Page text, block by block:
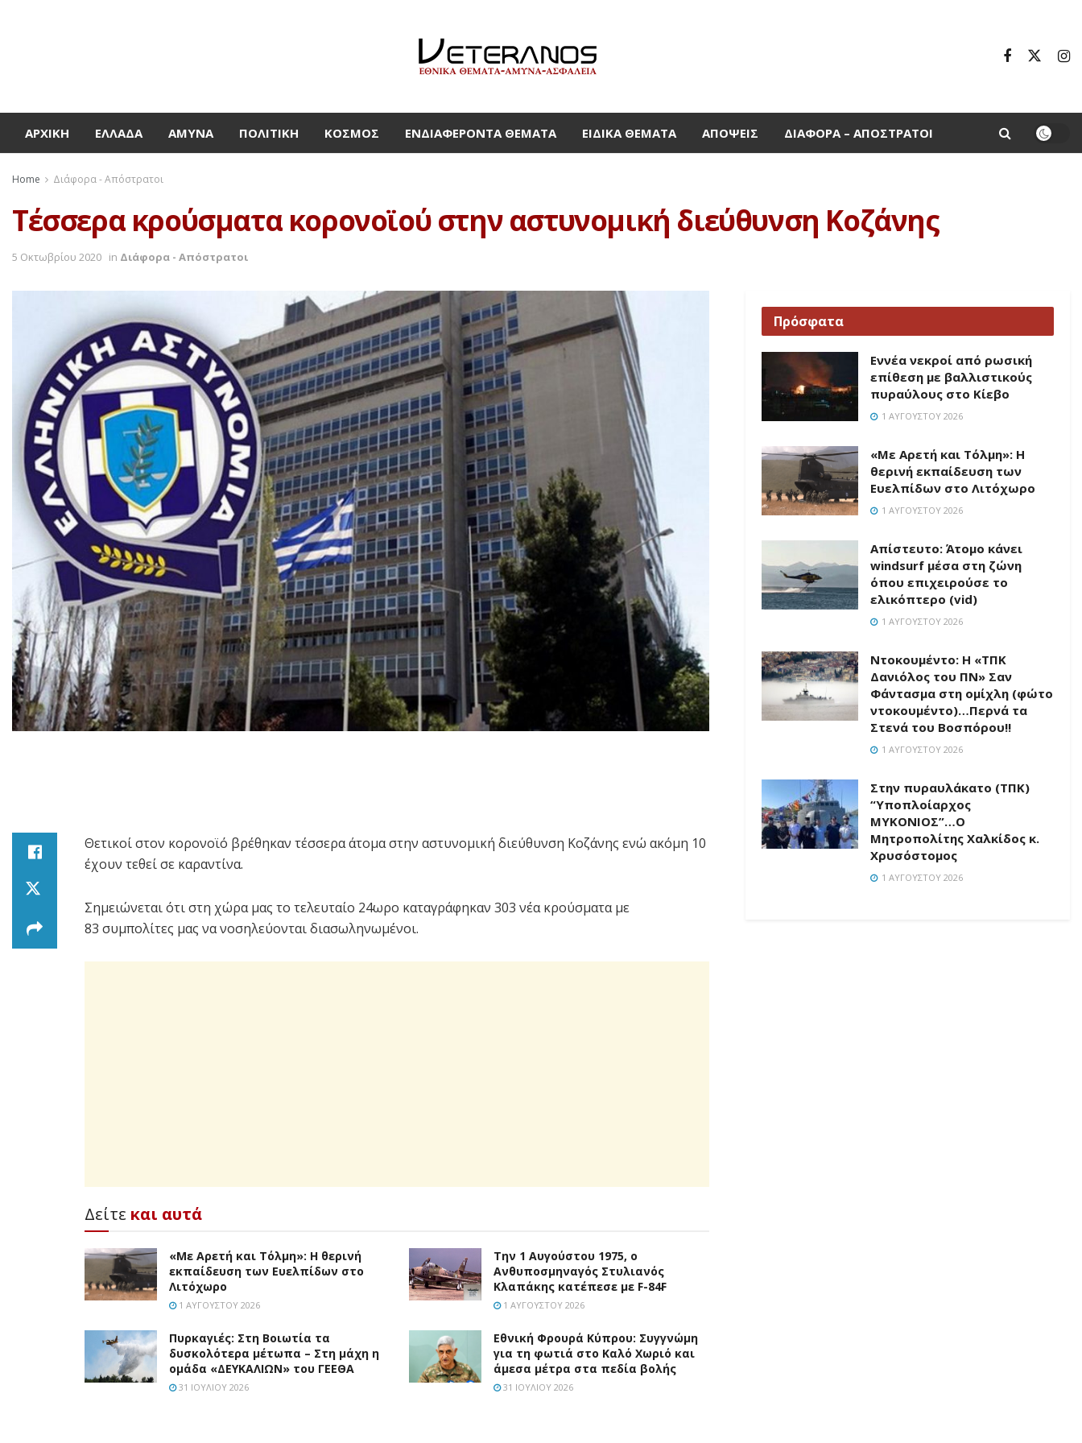
ΑΡΧΙΚΉ ΕΛΛΆΔΑ ΆΜΥΝΑ ΠΟΛΙΤΙΚΉ ΚΌΣΜΟΣ ΕΝΔΙΑΦΈΡΟΝΤΑ ΘΈΜΑΤΑ ΕΙΔΙΚΆ ΘΈΜΑΤΑ ΑΠΌΨΕΙΣ ΔΙΆΦΟΡΑ – ΑΠΌΣΤΡΑΤΟΙ
Home Διάφορα - Απόστρατοι
Τέσσερα κρούσματα κορονοϊού στην αστυνομική διεύθυνση Κοζάνης
5 Οκτωβρίου 2020 in Διάφορα - Απόστρατοι
Θετικοί στον κορονοϊό βρέθηκαν τέσσερα άτομα στην αστυνομική διεύθυνση Κοζάνης ενώ ακόμη 10
έχουν τεθεί σε καραντίνα.
Σημειώνεται ότι στη χώρα μας το τελευταίο 24ωρο καταγράφηκαν 303 νέα κρούσματα με
83 συμπολίτες μας να νοσηλεύονται διασωληνωμένοι.
Δείτε και αυτά
«Με Αρετή και Τόλμη»: Η θερινή
εκπαίδευση των Ευελπίδων στο
Λιτόχωρο
1 ΑΥΓΟΎΣΤΟΥ 2026
Την 1 Αυγούστου 1975, ο
Ανθυποσμηναγός Στυλιανός
Κλαπάκης κατέπεσε με F-84F
1 ΑΥΓΟΎΣΤΟΥ 2026
Πυρκαγιές: Στη Βοιωτία τα
δυσκολότερα μέτωπα – Στη μάχη η
ομάδα «ΔΕΥΚΑΛΙΩΝ» του ΓΕΕΘΑ
31 ΙΟΥΛΊΟΥ 2026
Εθνική Φρουρά Κύπρου: Συγγνώμη
για τη φωτιά στο Καλό Χωριό και
άμεσα μέτρα στα πεδία βολής
31 ΙΟΥΛΊΟΥ 2026
Πρόσφατα
Εννέα νεκροί από ρωσική
επίθεση με βαλλιστικούς
πυραύλους στο Κίεβο
1 ΑΥΓΟΎΣΤΟΥ 2026
«Με Αρετή και Τόλμη»: Η
θερινή εκπαίδευση των
Ευελπίδων στο Λιτόχωρο
1 ΑΥΓΟΎΣΤΟΥ 2026
Απίστευτο: Άτομο κάνει
windsurf μέσα στη ζώνη
όπου επιχειρούσε το
ελικόπτερο (vid)
1 ΑΥΓΟΎΣΤΟΥ 2026
Ντοκουμέντο: H «ΤΠΚ
Δανιόλος του ΠΝ» Σαν
Φάντασμα στη ομίχλη (φώτο
ντοκουμέντο)…Περνά τα
Στενά του Βοσπόρου!!
1 ΑΥΓΟΎΣΤΟΥ 2026
Στην πυραυλάκατο (ΤΠΚ)
“Υποπλοίαρχος
ΜΥΚΟΝΙΟΣ”…Ο
Μητροπολίτης Χαλκίδος κ.
Χρυσόστομος
1 ΑΥΓΟΎΣΤΟΥ 2026